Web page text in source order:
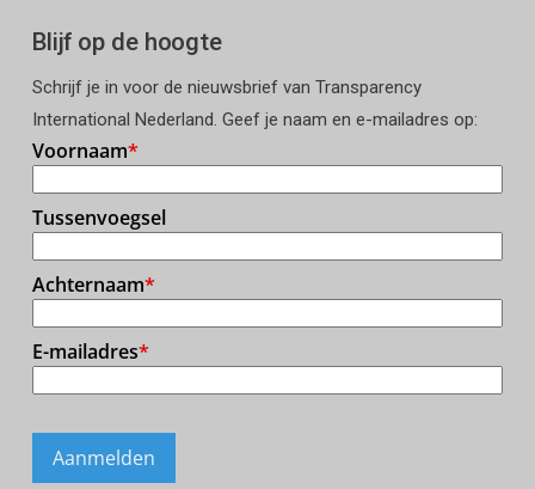
Blijf op de hoogte
Schrijf je in voor de nieuwsbrief van Transparency
International Nederland. Geef je naam en e-mailadres op: